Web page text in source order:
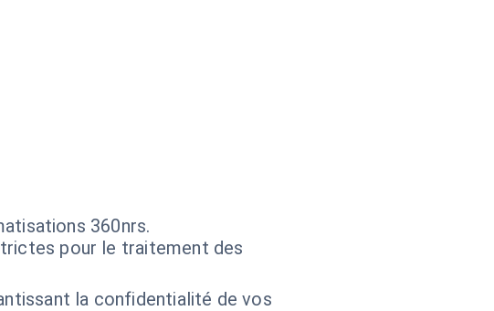
360nrs.
pour le traitement des
la confidentialité de vos